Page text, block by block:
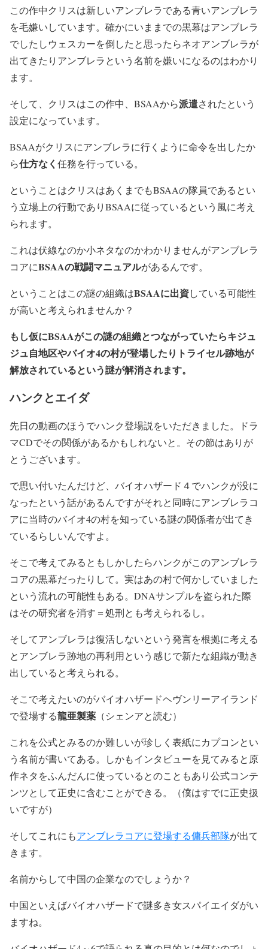
この作中クリスは新しいアンブレラである青いアンブレラ
を毛嫌いしています。確かにいままでの黒幕はアンブレラ
でしたしウェスカーを倒したと思ったらネオアンブレラが
出てきたりアンブレラという名前を嫌いになるのはわかり
ます。
そして、クリスはこの作中、BSAAから派遣されたという
設定になっています。
BSAAがクリスにアンブレラに行くように命令を出したか
ら仕方なく 任務を行っている。
ということはクリスはあくまでもBSAAの隊員であるとい
う立場上の行動でありBSAAに従っているという風に考え
られます。
これは伏線なのか小ネタなのかわかりませんがアンブレラ
コアにBSAAの戦闘マニュアルがあるんです。
ということはこの謎の組織はBSAAに出資している可能性
が高いと考えられませんか？
もし仮にBSAAがこの謎の組織とつながっていたらキジュ
ジュ自地区やバイオ4の村が登場したりトライセル跡地が
解放されているという謎が解消されます。
ハンクとエイダ
先日の動画のほうでハンク登場説をいただきました。ドラ
マCDでその関係があるかもしれないと。その節はありが
とうございます。
で思い付いたんだけど、バイオハザード４でハンクが没に
なったという話があるんですがそれと同時にアンブレラコ
アに当時のバイオ4の村を知っている謎の関係者が出てき
ているらしいんですよ。
そこで考えてみるともしかしたらハンクがこのアンブレラ
コアの黒幕だったりして。実はあの村で何かしていました
という流れの可能性もある。DNAサンプルを盗られた際
はその研究者を消す＝処刑とも考えられるし。
そしてアンブレラは復活しないという発言を根拠に考える
とアンブレラ跡地の再利用という感じで新たな組織が動き
出していると考えられる。
そこで考えたいのがバイオハザードヘヴンリーアイランド
で登場する龍亜製薬 （シェンアと読む）
これを公式とみるのか難しいが珍しく表紙にカプコンとい
う名前が書いてある。しかもインタビューを見てみると原
作ネタをふんだんに使っているとのこともあり公式コンテ
ンツとして正史に含むことができる。（僕はすでに正史扱
いですが）
そしてこれにもアンブレラコアに登場する傭兵部隊が出て
きます。
名前からして中国の企業なのでしょうか？
中国といえばバイオハザードで謎多き女スパイエイダがい
ますね。